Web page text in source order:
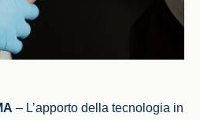
– L’apporto della tecnologia in